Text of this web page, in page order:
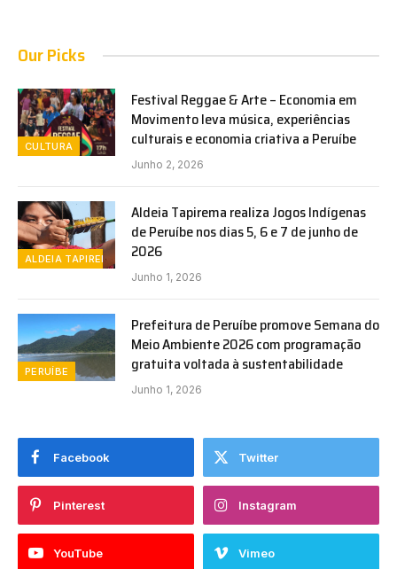
Our Picks
CULTURA
Festival Reggae & Arte – Economia em
Movimento leva música, experiências
culturais e economia criativa a Peruíbe
Junho 2, 2026
ALDEIA TAPIREMA
Aldeia Tapirema realiza Jogos Indígenas
de Peruíbe nos dias 5, 6 e 7 de junho de
2026
Junho 1, 2026
PERUÍBE
Prefeitura de Peruíbe promove Semana do
Meio Ambiente 2026 com programação
gratuita voltada à sustentabilidade
Junho 1, 2026
Facebook Twitter
Pinterest Instagram
YouTube Vimeo